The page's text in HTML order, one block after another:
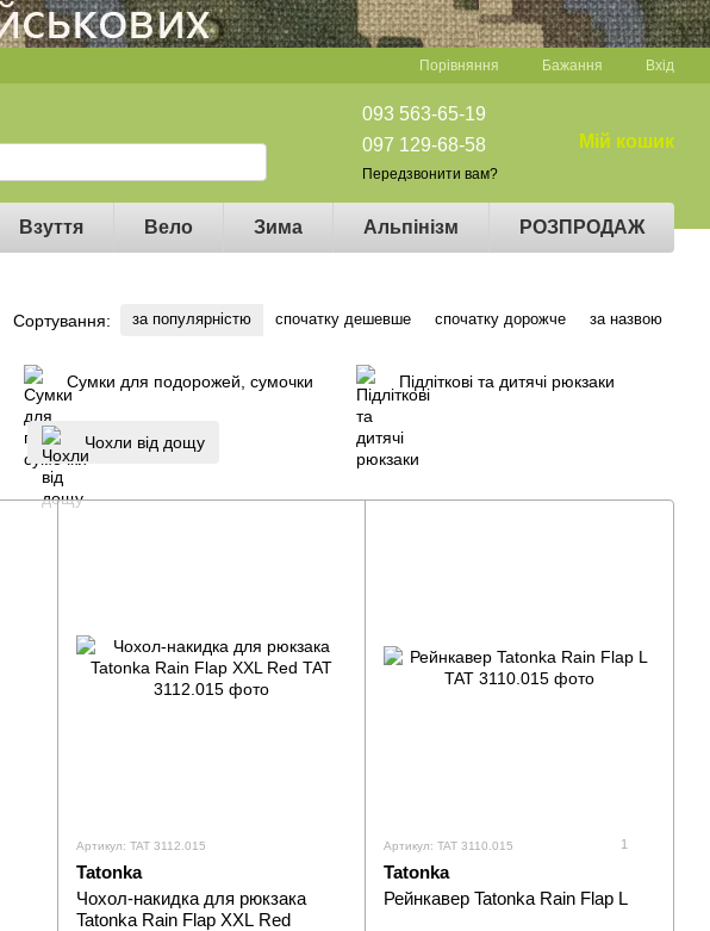
Порівняння Бажання Вхід
093 563-65-19
097 129-68-58
Передзвонити вам?
Мій кошик
Взуття Вело Зима Альпінізм РОЗПРОДАЖ
Сортування: за популярністю спочатку дешевше спочатку дорожче за назвою
Сумки для подорожей, сумочки Підліткові та дитячі рюкзаки
Чохли від дощу
Артикул: TAT 3112.015
Tatonka
Чохол-накидка для рюкзака
Tatonka Rain Flap XXL Red
Артикул: TAT 3110.015 1
Tatonka
Рейнкавер Tatonka Rain Flap L